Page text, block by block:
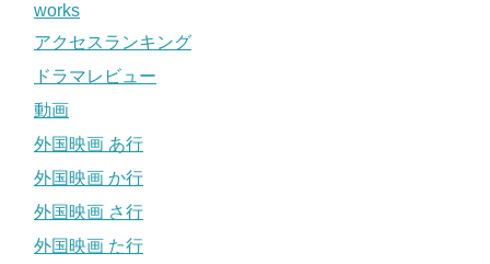
works
アクセスランキング
ドラマレビュー
動画
外国映画 あ行
外国映画 か行
外国映画 さ行
外国映画 た行